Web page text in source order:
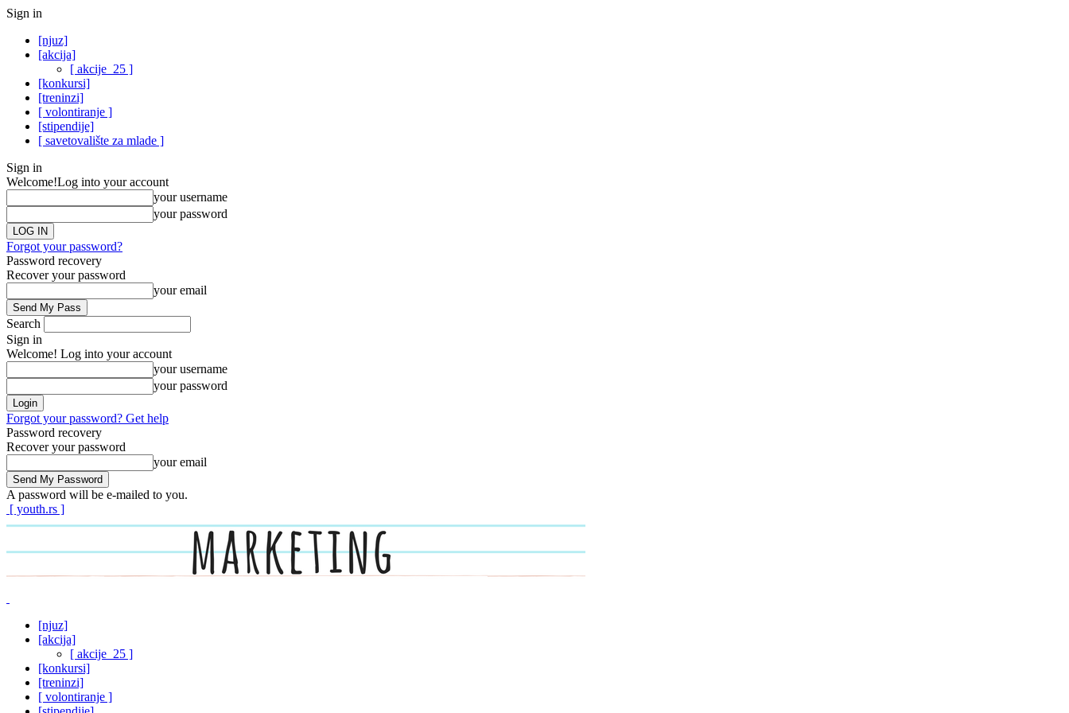
Sign in
[njuz]
[akcija]
[ akcije_25 ]
[konkursi]
[treninzi]
[ volontiranje ]
[stipendije]
[ savetovalište za mlade ]
Sign in
Welcome!Log into your account
your username
your password
Forgot your password?
Password recovery
Recover your password
your email
Search
Sign in
Welcome! Log into your account
your username
your password
Forgot your password? Get help
Password recovery
Recover your password
your email
A password will be e-mailed to you.
[ youth.rs ]
[njuz]
[akcija]
[ akcije_25 ]
[konkursi]
[treninzi]
[ volontiranje ]